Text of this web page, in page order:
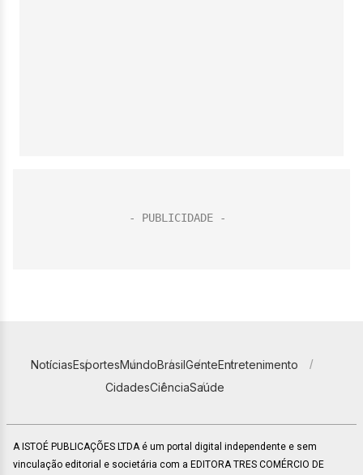
NotíciasEsportesMundoBrasilGenteEntretenimento
CidadesCiênciaSaúde
A ISTOÉ PUBLICAÇÕES LTDA é um portal digital independente e sem
vinculação editorial e societária com a EDITORA TRES COMÉRCIO DE